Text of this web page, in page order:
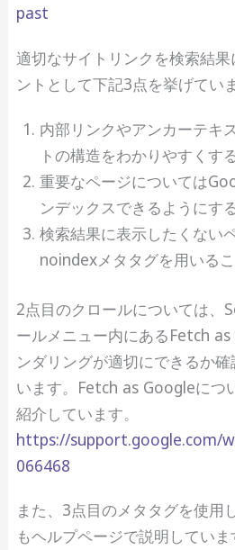
past
適切なサイトリンクを検索結
ントとして下記3点を挙げていま
内部リンクやアンカーテキ
トの構造をわかりやすくす
重要なページについては
ンデックスできるようにす
検索結果に表示したくない
noindexメタタグを用いる
2点目のクロールについては、
ールメニュー内にあるFetch
ンダリングが適切にできるか
います。Fetch as Googleにつ
紹介しています。
https://support.google.com/
066468
また、3点目のメタタグを使用
もヘルプページで説明していま